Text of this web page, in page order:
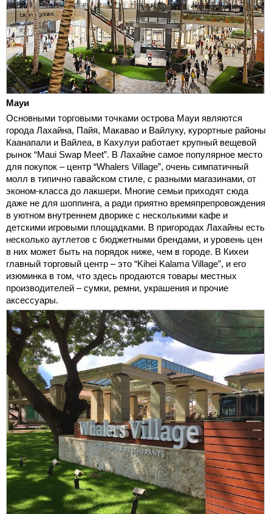
Мауи
Основными торговыми точками острова Мауи являются
города Лахайна, Пайя, Макавао и Вайлуку, курортные районы
Каанапали и Вайлеа, в Кахулуи работает крупный вещевой
рынок “Maui Swap Meet”. В Лахайне самое популярное место
для покупок – центр “Whalers Village”, очень симпатичный
молл в типично гавайском стиле, с разными магазинами, от
эконом-класса до лакшери. Многие семьи приходят сюда
даже не для шоппинга, а ради приятно времяпрепровождения
в уютном внутреннем дворике с несколькими кафе и
детскими игровыми площадками. В пригородах Лахайны есть
несколько аутлетов с бюджетными брендами, и уровень цен
в них может быть на порядок ниже, чем в городе. В Кихеи
главный торговый центр – это “Kihei Kalama Village”, и его
изюминка в том, что здесь продаются товары местных
производителей – сумки, ремни, украшения и прочие
аксессуары.